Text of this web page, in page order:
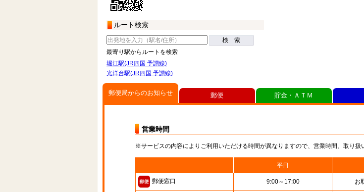
ルート検索
検 索
最寄り駅からルートを検索
堀江駅(JR四国 予讃線)
光洋台駅(JR四国 予讃線)
郵便局からのお知らせ
営業時間
※サービスの内容によりご利用いただける時間が異なりますので、営業時間、取り扱
平日
郵便窓口 9:00～17:00 お
郵便 貯金・ＡＴＭ